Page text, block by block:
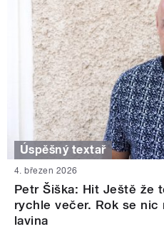
Úspěšný textař
4. březen 2026
Petr Šiška: Hit Ještě že
rychle večer. Rok se
lavina